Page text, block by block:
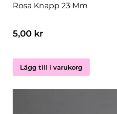
Rosa Knapp 23 Mm
5,00 kr
Lägg till i varukorg